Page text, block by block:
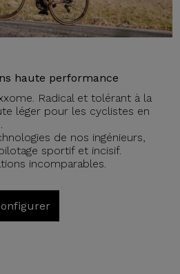
haute performance
Radical et tolérant à la
léger pour les cyclistes en
de nos ingénieurs,
sportif et incisif.
incomparables.